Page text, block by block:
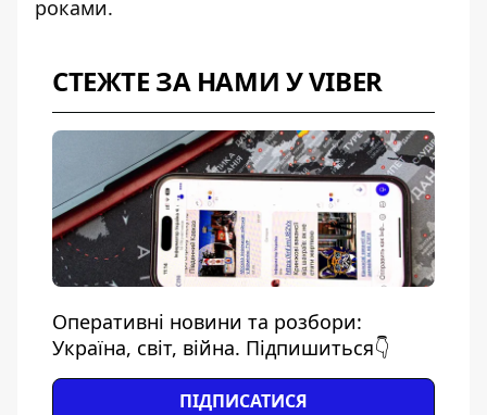
роками.
СТЕЖТЕ ЗА НАМИ У VIBER
Оперативні новини та розбори:
Україна, світ, війна. Підпишиться👇
ПІДПИСАТИСЯ